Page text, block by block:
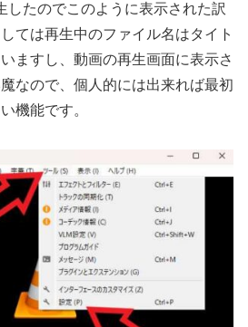
したのでこのように表示された訳
ては再生中のファイル名はタイト
ますし、動画の再生画面に表示さ
なので、個人的には出来れば最初
機能です。